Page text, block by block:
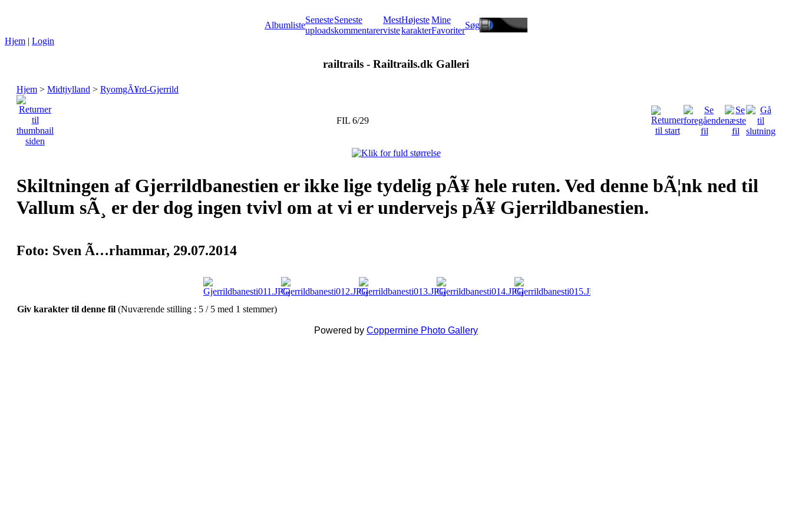
Albumliste
Seneste
uploads
Seneste
kommentarer
Mest
viste
Højeste
karakter
Mine
Favoriter
Søg
Hjem | Login
railtrails - Railtrails.dk Galleri
Hjem > Midtjylland > RyomgÃ¥rd-Gjerrild
FIL 6/29
Skiltningen af Gjerrildbanestien er ikke lige tydelig pÃ¥ hele ruten. Ved denne bÃ¦nk ned til
Vallum sÃ¸ er der dog ingen tvivl om at vi er undervejs pÃ¥ Gjerrildbanestien.
Foto: Sven Ã…rhammar, 29.07.2014
Giv karakter til denne fil (Nuværende stilling : 5 / 5 med 1 stemmer)
Powered by Coppermine Photo Gallery